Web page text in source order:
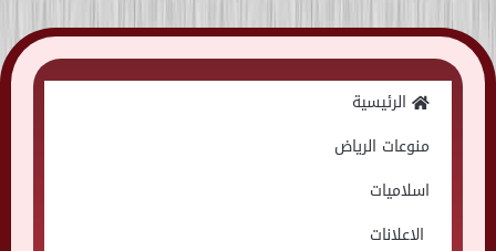
Skip
to
الرئيسية
منوعات الرياض
اسلاميات
الاعلانات